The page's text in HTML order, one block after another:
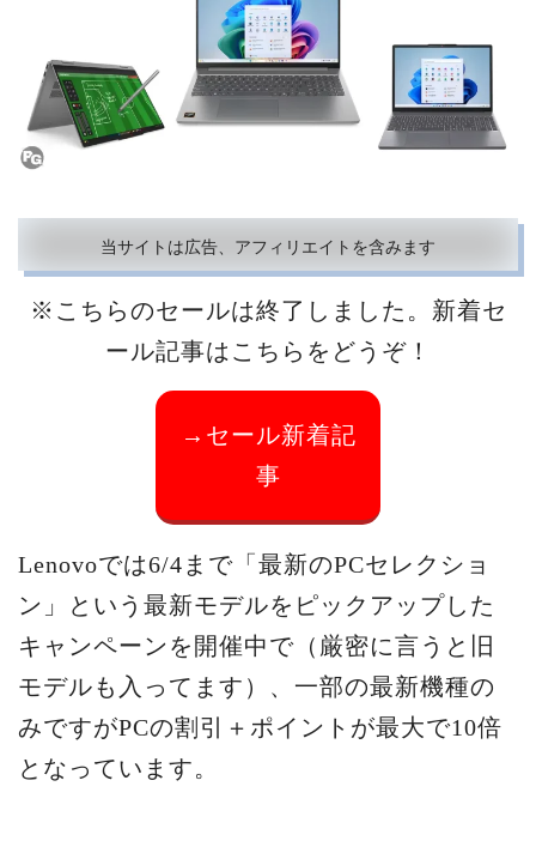
当サイトは広告、アフィリエイトを含みます
※こちらのセールは終了しました。新着セ
ール記事はこちらをどうぞ！
→セール新着記
事
Lenovoでは6/4まで「最新のPCセレクショ
ン」という最新モデルをピックアップした
キャンペーンを開催中で（厳密に言うと旧
モデルも入ってます）、一部の最新機種の
みですがPCの割引＋ポイントが最大で10倍
となっています。